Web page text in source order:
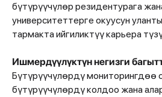
бүтүрүүчүлөр резидентурага
университеттерге окуусун
тармакта ийгиликтүү карьера
Ишмердүүлүктүн негизги
Бүтүрүүчүлөрдү мониторингдөө
бүтүрүүчүлөрдү колдоо жана